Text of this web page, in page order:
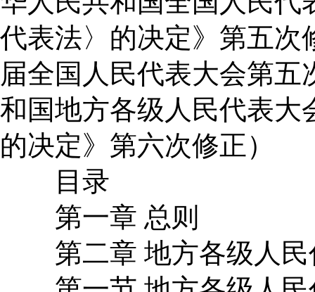
代表法〉的决定》第五次
届全国人民代表大会第
和国地方各级人民代表大
的决定》第六次修正）
目录
第一章 总则
第二章 地方各级人民